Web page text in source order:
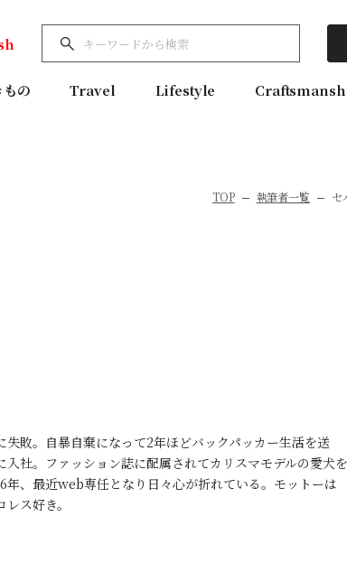
の Travel Lifestyle
TOP 執筆者一覧 セ
敗。自暴自棄になって2年ほどバックパッカー生活を送
社。ファッション誌に配属されてカリスマモデルの愛犬を
年、最近web専任となり日々心が折れている。モットーは
ス好き。